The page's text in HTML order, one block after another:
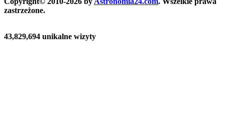
zastrzeżone.
43,829,694 unikalne wizyty